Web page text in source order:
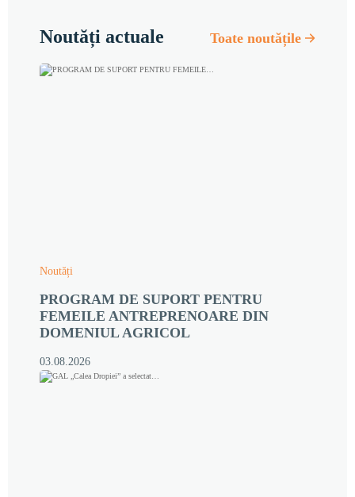
Noutăți actuale Toate noutățile
Noutăți
PROGRAM DE SUPORT PENTRU
FEMEILE ANTREPRENOARE DIN
DOMENIUL AGRICOL
03.08.2026